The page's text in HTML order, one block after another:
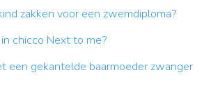
zakken voor een zwemdiploma?
chicco Next to me?
een gekantelde baarmoeder zwanger